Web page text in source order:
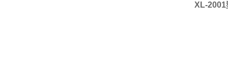
XL-2001